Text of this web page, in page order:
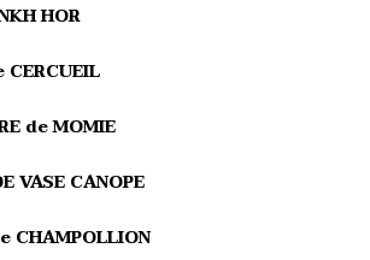
HOR
CERCUEIL
de MOMIE
VASE CANOPE
CHAMPOLLION